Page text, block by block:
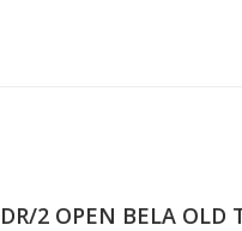
2 OPEN BELA OLD